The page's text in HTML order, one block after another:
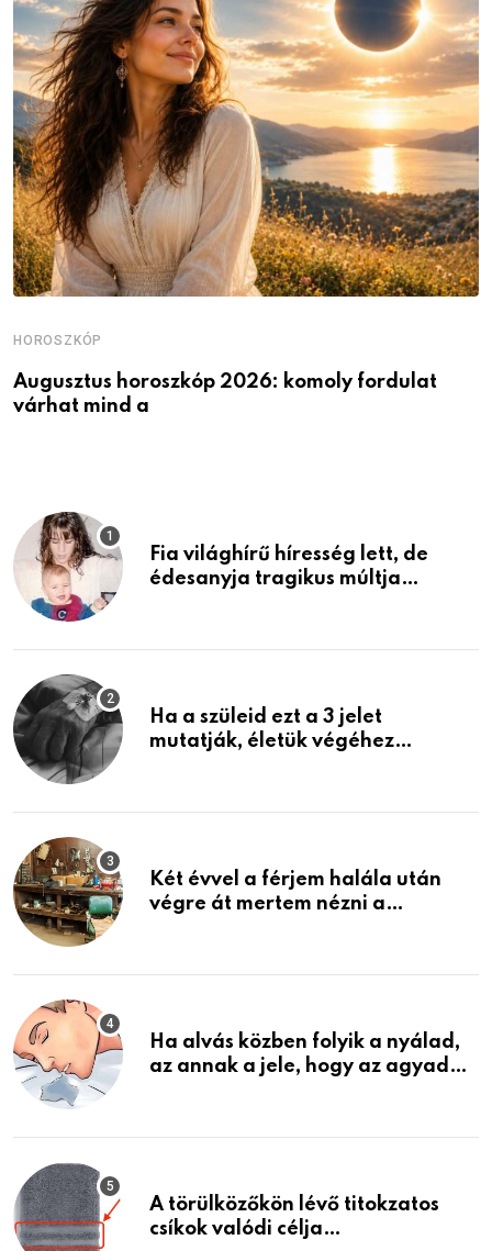
HOROSZKÓP
Augusztus horoszkóp 2026: komoly fordulat
várhat mind a
Fia világhírű híresség lett, de
édesanyja tragikus múltja
Ha a szüleid ezt a 3 jelet
mutatják, életük végéhez
Két évvel a férjem halála után
végre át mertem nézni a
életemet
Ha alvás közben folyik a nyálad,
az annak a jele, hogy az agyad…
A törülközőkön lévő titokzatos
csíkok valódi célja…